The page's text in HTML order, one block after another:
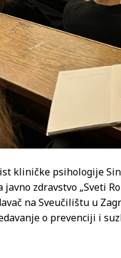
kliničke psihologije
zdravstvo „Sveti
na Sveučilištu u
o prevenciji i